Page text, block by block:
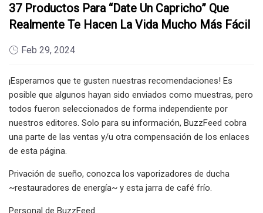
37 Productos Para “date Un Capricho” Que
Realmente Te Hacen La Vida Mucho Más Fácil
Feb 29, 2024
¡Esperamos que te gusten nuestras recomendaciones! Es
posible que algunos hayan sido enviados como muestras, pero
todos fueron seleccionados de forma independiente por
nuestros editores. Solo para su información, BuzzFeed cobra
una parte de las ventas y/u otra compensación de los enlaces
de esta página.
Privación de sueño, conozca los vaporizadores de ducha
~restauradores de energía~ y esta jarra de café frío.
Personal de BuzzFeed